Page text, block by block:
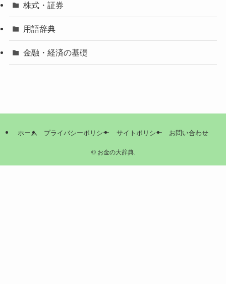
株式・証券
用語辞典
金融・経済の基礎
ホーム プライバシーポリシー サイトポリシー お問い合わせ
©お金の大辞典.